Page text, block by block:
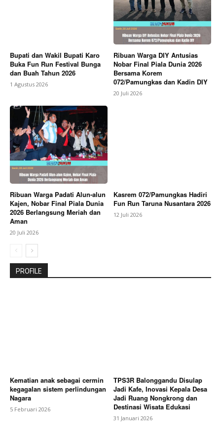
Bupati dan Wakil Bupati Karo
Buka Fun Run Festival Bunga
dan Buah Tahun 2026
1 Agustus 2026
Ribuan Warga DIY Antusias
Nobar Final Piala Dunia 2026
Bersama Korem
072/Pamungkas dan Kadin DIY
20 Juli 2026
Ribuan Warga Padati Alun-alun
Kajen, Nobar Final Piala Dunia
2026 Berlangsung Meriah dan
Aman
20 Juli 2026
Kasrem 072/Pamungkas Hadiri
Fun Run Taruna Nusantara 2026
12 Juli 2026
PROFILE
Kematian anak sebagai cermin
kegagalan sistem perlindungan
Nagara
5 Februari 2026
TPS3R Balonggandu Disulap
Jadi Kafe, Inovasi Kepala Desa
Jadi Ruang Nongkrong dan
Destinasi Wisata Edukasi
31 Januari 2026